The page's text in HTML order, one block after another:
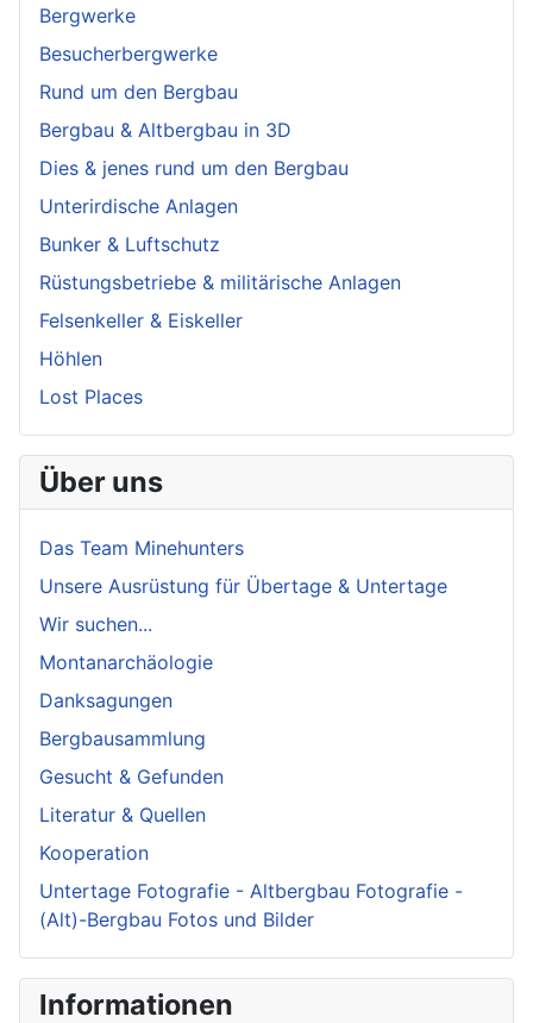
Bergwerke
Besucherbergwerke
Rund um den Bergbau
Bergbau & Altbergbau in 3D
Dies & jenes rund um den Bergbau
Unterirdische Anlagen
Bunker & Luftschutz
Rüstungsbetriebe & militärische Anlagen
Felsenkeller & Eiskeller
Höhlen
Lost Places
Über uns
Das Team Minehunters
Unsere Ausrüstung für Übertage & Untertage
Wir suchen...
Montanarchäologie
Danksagungen
Bergbausammlung
Gesucht & Gefunden
Literatur & Quellen
Kooperation
Untertage Fotografie - Altbergbau Fotografie -
(Alt)-Bergbau Fotos und Bilder
Informationen